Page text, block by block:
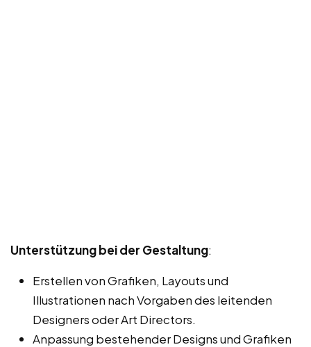
Unterstützung bei der Gestaltung:
Erstellen von Grafiken, Layouts und
Illustrationen nach Vorgaben des leitenden
Designers oder Art Directors.
Anpassung bestehender Designs und Grafiken